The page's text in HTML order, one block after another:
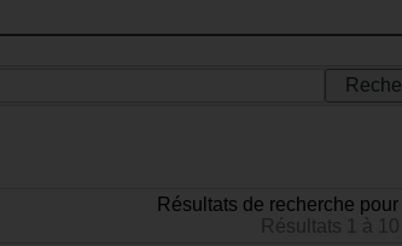
Résultats de recherche pour
Résultats 1 à